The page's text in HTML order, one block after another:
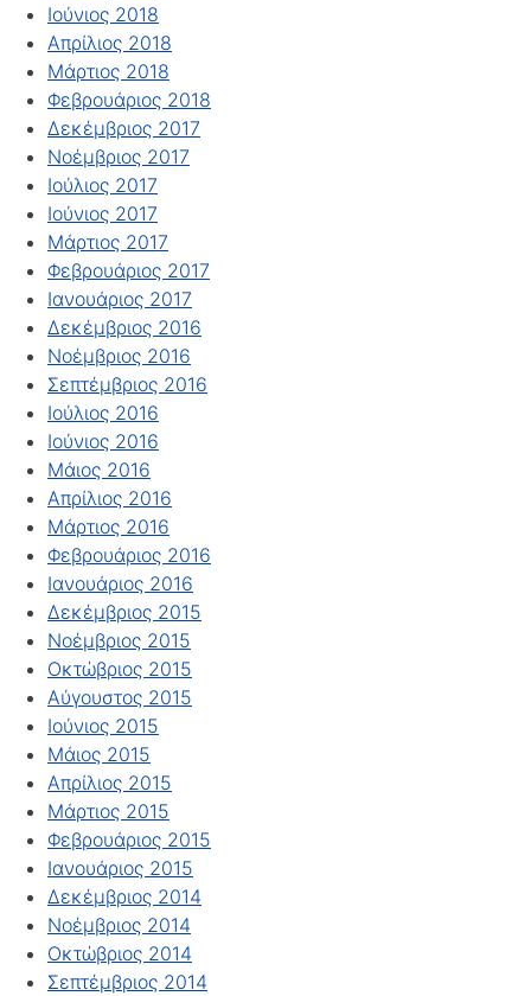
Ιούνιος 2018
Απρίλιος 2018
Μάρτιος 2018
Φεβρουάριος 2018
Δεκέμβριος 2017
Νοέμβριος 2017
Ιούλιος 2017
Ιούνιος 2017
Μάρτιος 2017
Φεβρουάριος 2017
Ιανουάριος 2017
Δεκέμβριος 2016
Νοέμβριος 2016
Σεπτέμβριος 2016
Ιούλιος 2016
Ιούνιος 2016
Μάιος 2016
Απρίλιος 2016
Μάρτιος 2016
Φεβρουάριος 2016
Ιανουάριος 2016
Δεκέμβριος 2015
Νοέμβριος 2015
Οκτώβριος 2015
Αύγουστος 2015
Ιούνιος 2015
Μάιος 2015
Απρίλιος 2015
Μάρτιος 2015
Φεβρουάριος 2015
Ιανουάριος 2015
Δεκέμβριος 2014
Νοέμβριος 2014
Οκτώβριος 2014
Σεπτέμβριος 2014